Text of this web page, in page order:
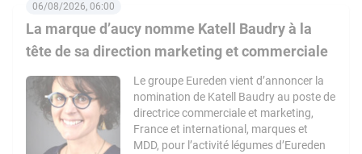
La marque d’aucy nomme Katell Baudry à la
tête de sa direction marketing et commerciale
06/08/2026, 06:00
Le groupe Eureden vient d’annoncer la
nomination de Katell Baudry au poste de
directrice commerciale et marketing,
France et international, marques et
MDD, pour l’activité légumes d’Eureden